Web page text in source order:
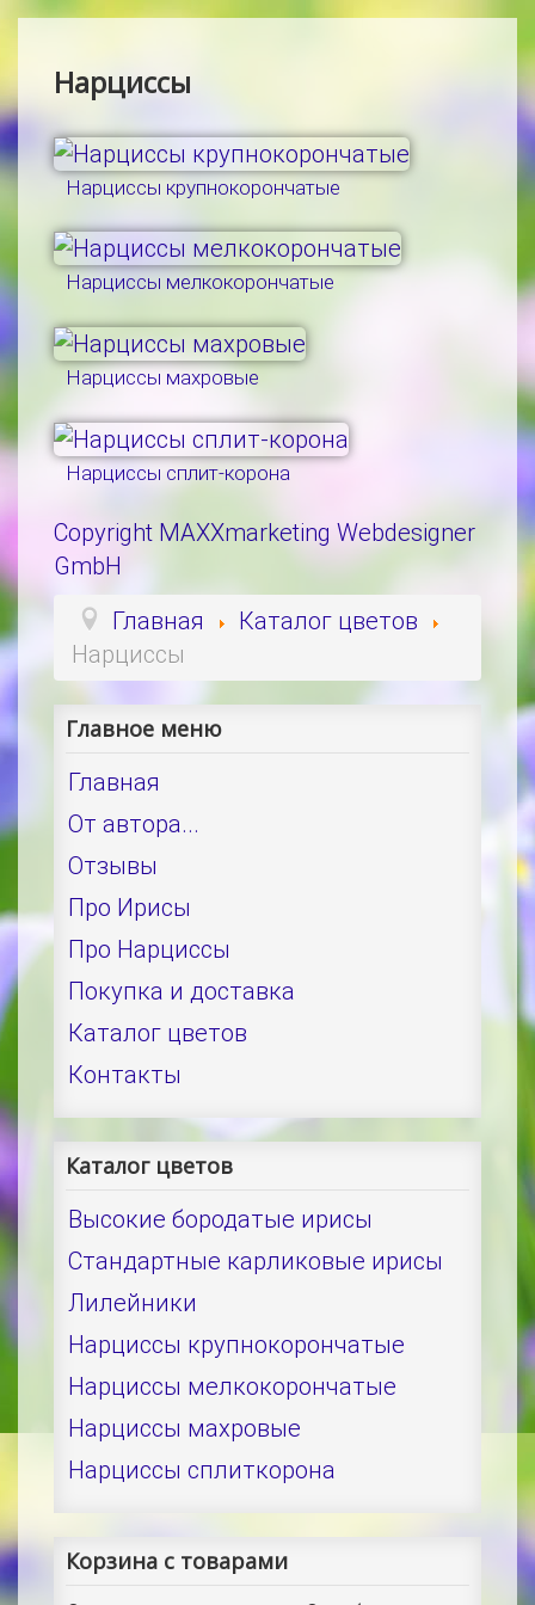
Нарциссы
Нарциссы крупнокорончатые
Нарциссы мелкокорончатые
Нарциссы махровые
Нарциссы сплит-корона
Copyright MAXXmarketing Webdesigner
GmbH
Главная
Каталог цветов
Нарциссы
Главное меню
Главная
От автора...
Отзывы
Про Ирисы
Про Нарциссы
Покупка и доставка
Каталог цветов
Контакты
Каталог цветов
Высокие бородатые ирисы
Стандартные карликовые ирисы
Лилейники
Нарциссы крупнокорончатые
Нарциссы мелкокорончатые
Нарциссы махровые
Нарциссы сплиткорона
Корзина с товарами